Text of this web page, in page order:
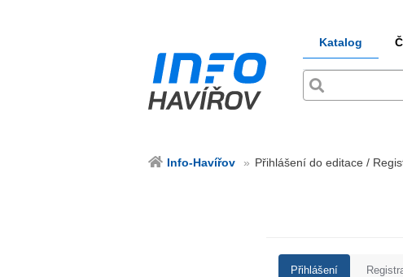
Katalog
Info-Havířov Přihlášení do editace /
Přihlášení